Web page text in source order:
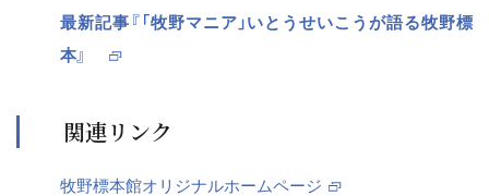
最新記事『「牧野マニア」いとうせいこうが語る牧野標
本』
関連リンク
牧野標本館オリジナルホームページ